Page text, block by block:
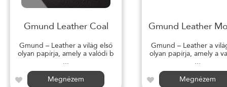
Gmund Leather Coal
Gmund – Leather a világ első
olyan papírja, amely a valódi b
...
Megnézem
Gmund Leather
Gmund – Leather a
olyan papírja, amely a
...
Megnézem